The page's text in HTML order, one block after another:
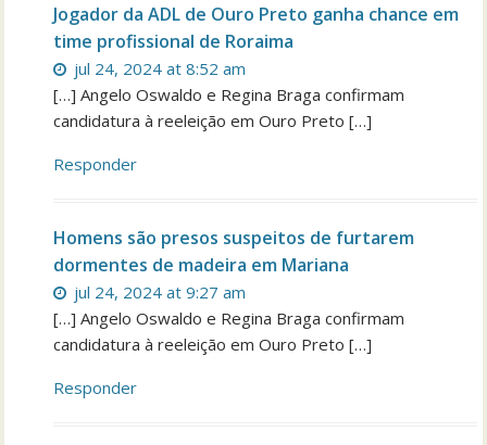
Jogador da ADL de Ouro Preto ganha chance em
time profissional de Roraima
jul 24, 2024 at 8:52 am
[…] Angelo Oswaldo e Regina Braga confirmam
candidatura à reeleição em Ouro Preto […]
Responder
Homens são presos suspeitos de furtarem
dormentes de madeira em Mariana
jul 24, 2024 at 9:27 am
[…] Angelo Oswaldo e Regina Braga confirmam
candidatura à reeleição em Ouro Preto […]
Responder